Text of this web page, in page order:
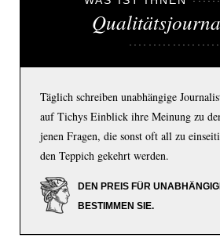
Täglich schreiben unabhängige
auf Tichys Einblick ihre Meinung zu
jenen Fragen, die sonst oft all zu
den Teppich gekehrt werden.
DEN PREIS FÜR
BESTIMMEN SIE.